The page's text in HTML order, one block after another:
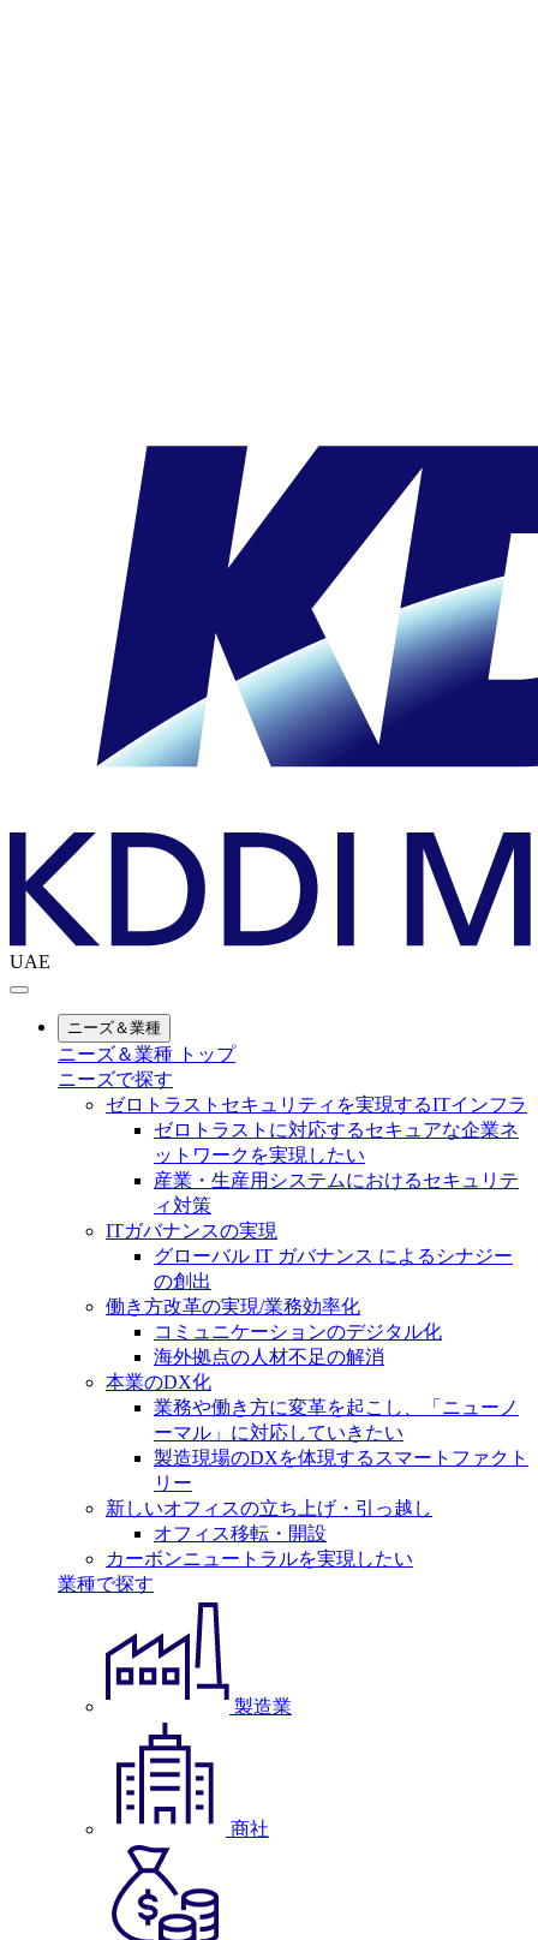
UAE
ニーズ＆業種
ニーズ＆業種 トップ
ニーズで探す
ゼロトラストセキュリティを実現するITインフラ
ゼロトラストに対応するセキュアな企業ネ
ットワークを実現したい
産業・生産用システムにおけるセキュリテ
ィ対策
ITガバナンスの実現
グローバル IT ガバナンス によるシナジー
の創出
働き方改革の実現/業務効率化
コミュニケーションのデジタル化
海外拠点の人材不足の解消
本業のDX化
業務や働き方に変革を起こし、「ニューノ
ーマル」に対応していきたい
製造現場のDXを体現するスマートファクト
リー
新しいオフィスの立ち上げ・引っ越し
オフィス移転・開設
カーボンニュートラルを実現したい
業種で探す
製造業
商社